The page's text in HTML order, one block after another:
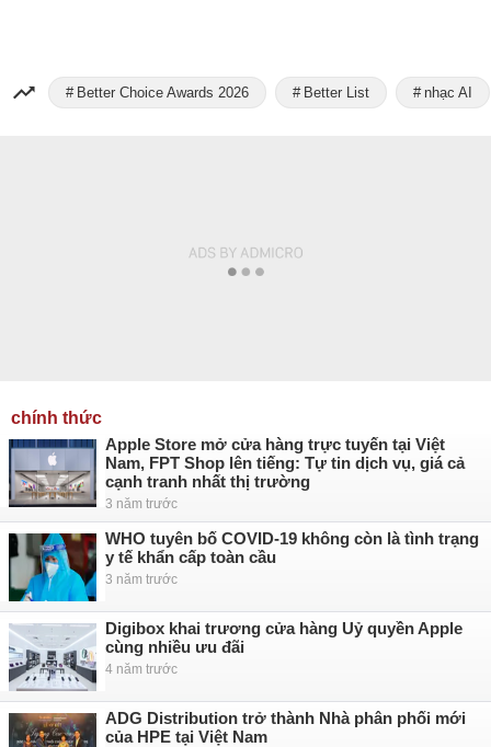
Better Choice Awards 2026 Better List nhạc AI
chính thức
Apple Store mở cửa hàng trực tuyến tại Việt
Nam, FPT Shop lên tiếng: Tự tin dịch vụ, giá cả
cạnh tranh nhất thị trường
3 năm trước
WHO tuyên bố COVID-19 không còn là tình trạng
y tế khẩn cấp toàn cầu
3 năm trước
Digibox khai trương cửa hàng Uỷ quyền Apple
cùng nhiều ưu đãi
4 năm trước
ADG Distribution trở thành Nhà phân phối mới
của HPE tại Việt Nam